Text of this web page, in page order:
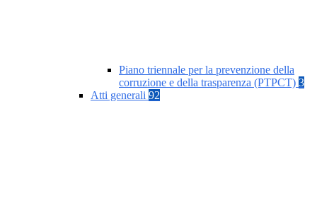
Piano triennale per la prevenzione della
corruzione e della trasparenza (PTPCT) 3
Atti generali 92